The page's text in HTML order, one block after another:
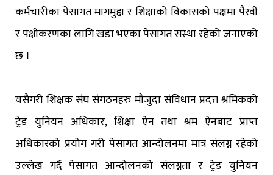
कर्मचारीका पेसागत मागमुद्दा र शिक्षाको विकासको पक्षमा पैरवी
र पक्षीकरणका लागि खडा भएका पेसागत संस्था रहेको जनाएको
छ ।
यसैगरी शिक्षक संघ संगठनहरु मौजुदा संविधान प्रदत्त श्रमिकको
ट्रेड युनियन अधिकार, शिक्षा ऐन तथा श्रम ऐनबाट प्राप्त
अधिकारको प्रयोग गरी पेसागत आन्दोलनमा मात्र संलग्न रहेको
उल्लेख गर्दै पेसागत आन्दोलनको संलग्नता र ट्रेड युनियन